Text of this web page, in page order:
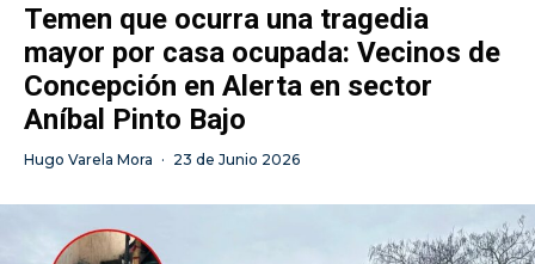
Temen que ocurra una tragedia
mayor por casa ocupada: Vecinos de
Concepción en Alerta en sector
Aníbal Pinto Bajo
Hugo Varela Mora · 23 de Junio 2026